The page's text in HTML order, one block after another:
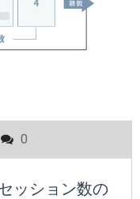
0
ッション数の